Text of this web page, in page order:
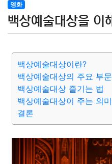
영화
백상예술대상을 이
백상예술대상이란?
백상예술대상의 주요 부문
백상예술대상 즐기는 법
백상예술대상이 주는 의미
결론